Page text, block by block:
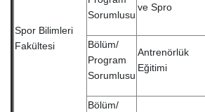
Spor Bilimleri
Fakültesi
Sorumlusu
ve Spro
Bölüm/
Program
Sorumlusu
Antrenörlük
Eğitimi
Bölüm/